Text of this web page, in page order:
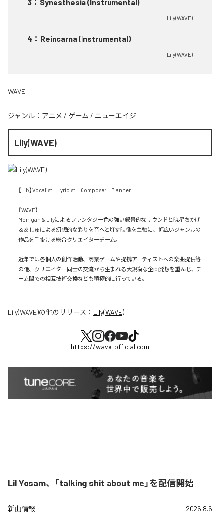
3 ： Synesthesia (Instrumental)
Lily(WAVE)
4 ： Reincarna (Instrumental)
Lily(WAVE)
WAVE
ジャンル： アニメ / ゲーム / ニューエイジ
Lily(WAVE)
【Lily】Vocalist｜Lyricist｜Composer｜Planner
【WAVE】
Morrigan＆Lilyによるファンタジー色の強い叙景的なサウンドと暁星ちかげ
＆あしゅによる幻想的な彩りを音へと灯す映像を主軸に、幅広いジャンルの
作品を手掛ける総合クリエイターチーム。
近年では各個人の創作活動、商業ゲームや提携アーティストへの楽曲提供等
の他、クリエイター同士の交流から生まれる大規模な企画発想を重んじ、チ
ーム間での相互技術交換なども積極的に行っている。
Lily(WAVE)の他のリリース： Lily(WAVE)
https://wave-official.com
Lil Yosam、「talking shit about me」を配信開始
新曲情報 2026.8.6